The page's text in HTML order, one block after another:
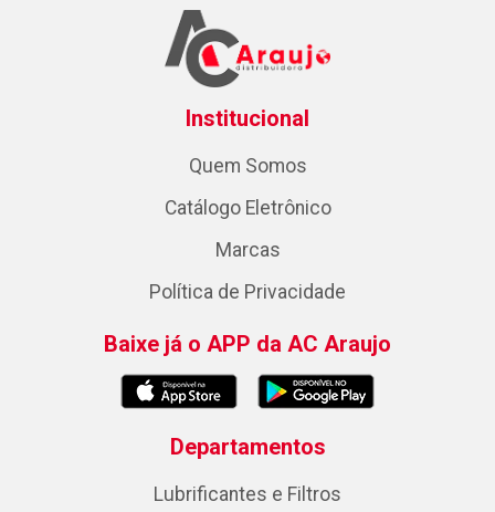
Institucional
Quem Somos
Catálogo Eletrônico
Marcas
Política de Privacidade
Baixe já o APP da AC Araujo
Departamentos
Lubrificantes e Filtros